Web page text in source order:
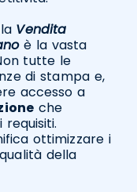
Vendita
è la vasta
tutte le
di stampa e,
accesso a
che
ottimizzare i
della